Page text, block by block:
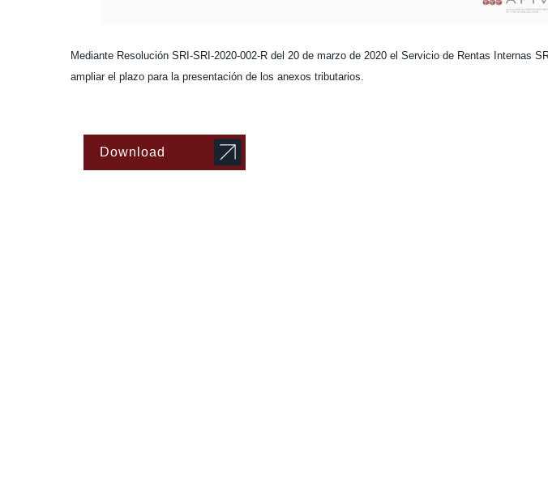
Mediante Resolución SRI-SRI-2020-002-R del 20 de marzo de 2020 el Servicio de Rentas Internas
ampliar el plazo para la presentación de los anexos tributarios.
Download